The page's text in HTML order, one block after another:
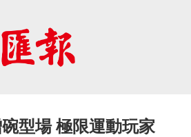
型場 極限運動玩家